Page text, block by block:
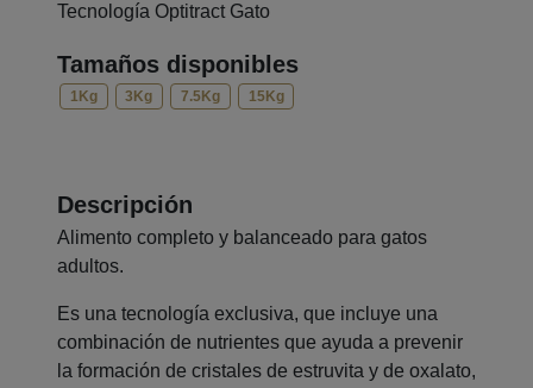
Tecnología Optitract Gato
Tamaños disponibles
1Kg 3Kg 7.5Kg 15Kg
Descripción
Alimento completo y balanceado para gatos
adultos.
Es una tecnología exclusiva, que incluye una
combinación de nutrientes que ayuda a prevenir
la formación de cristales de estruvita y de oxalato,